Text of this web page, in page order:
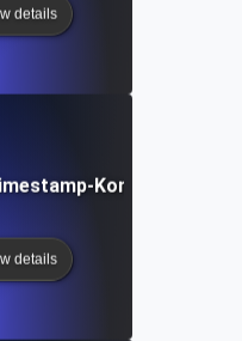
details
Konverter
details